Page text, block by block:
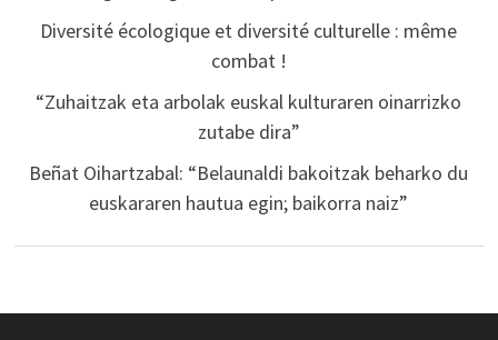
Diversité écologique et diversité culturelle : même
combat !
“Zuhaitzak eta arbolak euskal kulturaren oinarrizko
zutabe dira”
Beñat Oihartzabal: “Belaunaldi bakoitzak beharko du
euskararen hautua egin; baikorra naiz”